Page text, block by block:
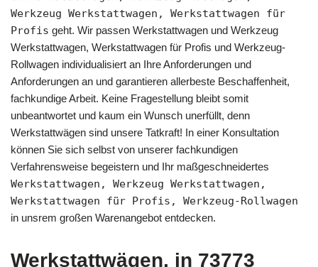
Werkzeug Werkstattwagen, Werkstattwagen für
Profis geht. Wir passen Werkstattwagen und Werkzeug
Werkstattwagen, Werkstattwagen für Profis und Werkzeug-
Rollwagen individualisiert an Ihre Anforderungen und
Anforderungen an und garantieren allerbeste Beschaffenheit,
fachkundige Arbeit. Keine Fragestellung bleibt somit
unbeantwortet und kaum ein Wunsch unerfüllt, denn
Werkstattwägen sind unsere Tatkraft! In einer Konsultation
können Sie sich selbst von unserer fachkundigen
Verfahrensweise begeistern und Ihr maßgeschneidertes
Werkstattwagen, Werkzeug Werkstattwagen,
Werkstattwagen für Profis, Werkzeug-Rollwagen
in unsrem großen Warenangebot entdecken.
Werkstattwägen, in 73773